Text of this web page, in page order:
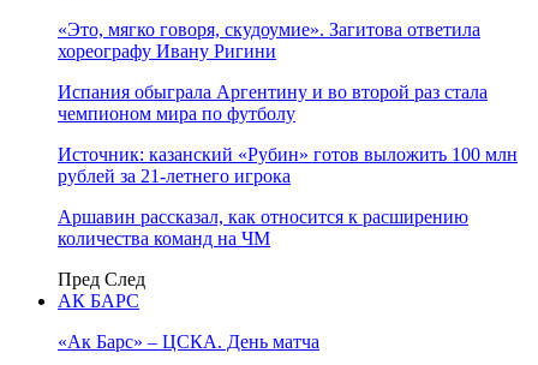
«Это, мягко говоря, скудоумие». Загитова ответила
хореографу Ивану Ригини
Испания обыграла Аргентину и во второй раз стала
чемпионом мира по футболу
Источник: казанский «Рубин» готов выложить 100 млн
рублей за 21-летнего игрока
Аршавин рассказал, как относится к расширению
количества команд на ЧМ
Пред След
АК БАРС
«Ак Барс» – ЦСКА. День матча